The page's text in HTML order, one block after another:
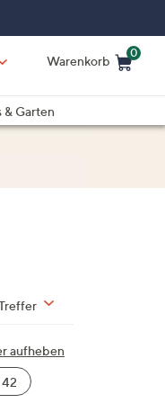
Warenkorb
0
& Garten
aufheben
42